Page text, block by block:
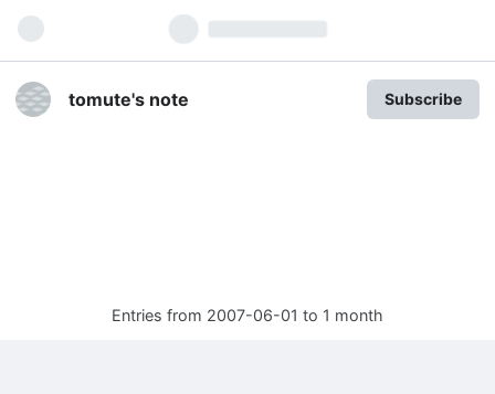
tomute's note Subscribe
Entries from 2007-06-01 to 1 month